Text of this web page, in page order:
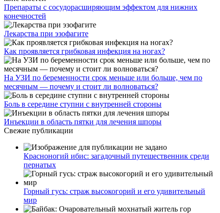
Препараты с сосудорасширяющим эффектом для нижних
конечностей
Лекарства при эзофагите
Как проявляется грибковая инфекция на ногах?
На УЗИ по беременности срок меньше или больше, чем по
месячным — почему и стоит ли волноваться?
Боль в середине ступни с внутренней стороны
Инъекции в область пятки для лечения шпоры
Свежие публикации
Красноногий ибис: загадочный путешественник среди
пернатых
Горный гусь: страж высокогорий и его удивительный
мир